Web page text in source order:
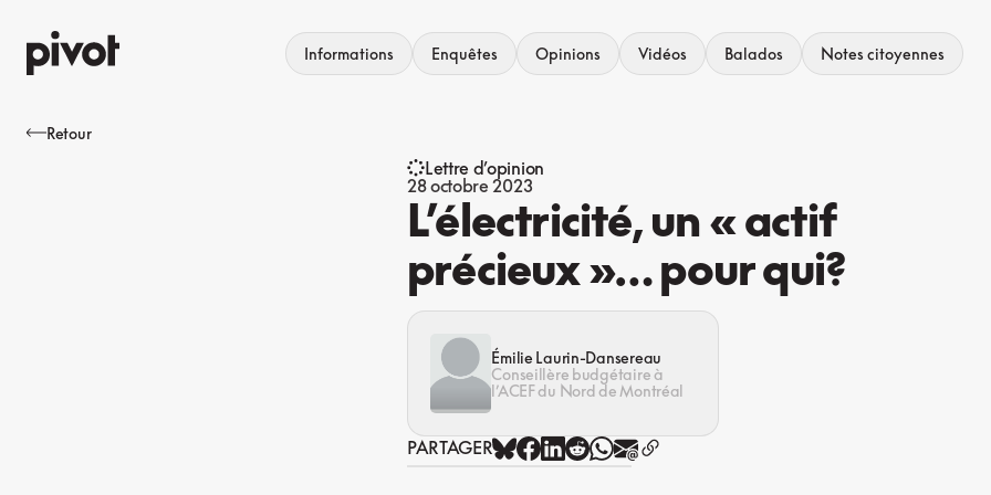
au
contenu
Informations Enquêtes Opinions Vidéos Balados Notes citoyennes
Retour
Lettre d’opinion
28 octobre 2023
L’électricité, un « actif
précieux »… pour qui?
Émilie Laurin-Dansereau
Conseillère budgétaire à
l’ACEF du Nord de Montréal
PARTAGER